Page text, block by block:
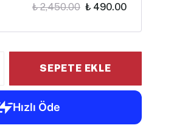
₺ 2,450.00 ₺ 490.00
SEPETE EKLE